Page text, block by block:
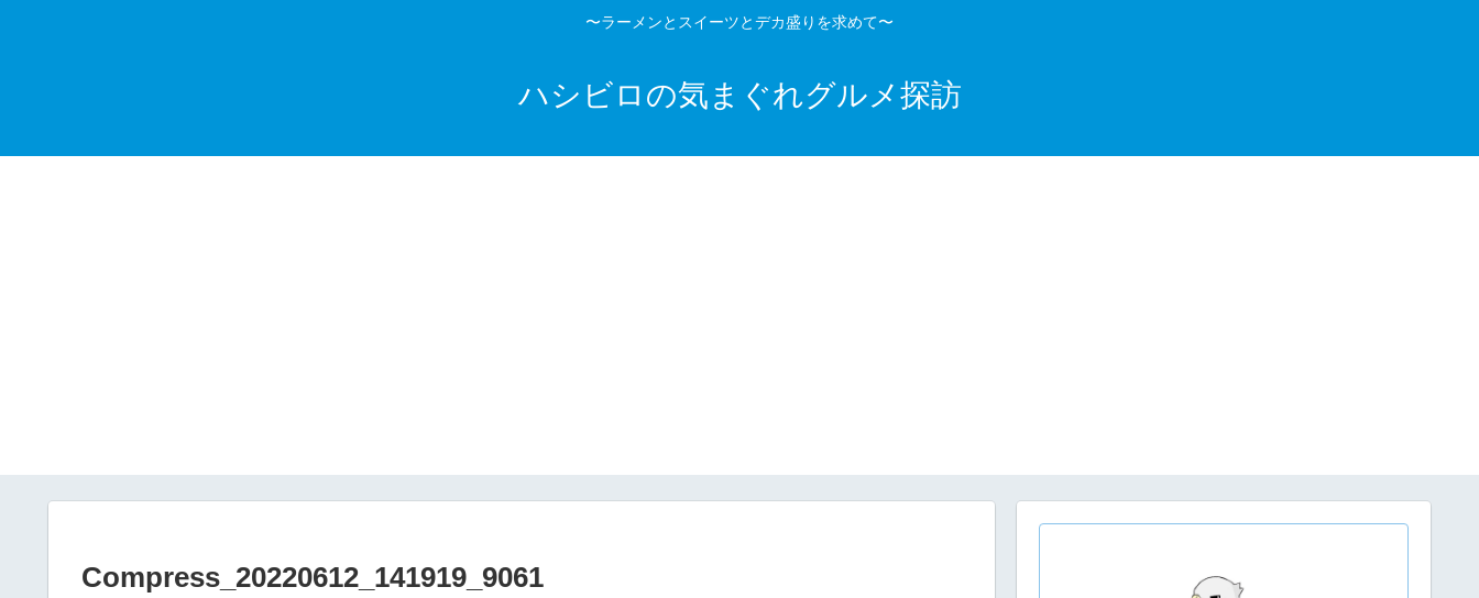
〜ラーメンとスイーツとデカ盛りを求めて〜
ハシビロの気まぐれグルメ探訪
Compress_20220612_141919_9061